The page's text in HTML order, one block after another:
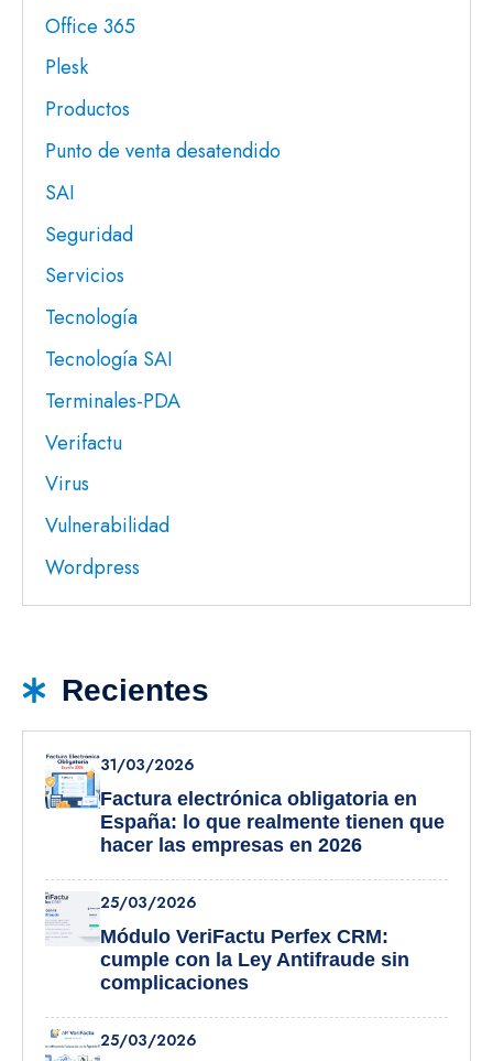
Office 365
Plesk
Productos
Punto de venta desatendido
SAI
Seguridad
Servicios
Tecnología
Tecnología SAI
Terminales-PDA
Verifactu
Virus
Vulnerabilidad
Wordpress
Recientes
31/03/2026
Factura electrónica obligatoria en
España: lo que realmente tienen que
hacer las empresas en 2026
25/03/2026
Módulo VeriFactu Perfex CRM:
cumple con la Ley Antifraude sin
complicaciones
25/03/2026